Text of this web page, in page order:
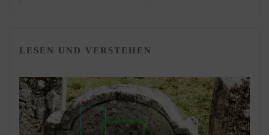
LESEN UND VERSTEHEN